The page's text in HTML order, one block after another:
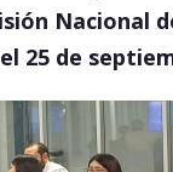
Nacional
25 de